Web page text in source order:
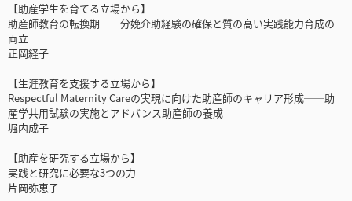
【助産学生を育てる立場から】
助産師教育の転換期──分娩介助経験の確保と質の高い実践能力育成の
両立
正岡経子
【生涯教育を支援する立場から】
Respectful Maternity Careの実現に向けた助産師のキャリア形成──助
産学共用試験の実施とアドバンス助産師の養成
堀内成子
【助産を研究する立場から】
実践と研究に必要な3つの力
片岡弥恵子